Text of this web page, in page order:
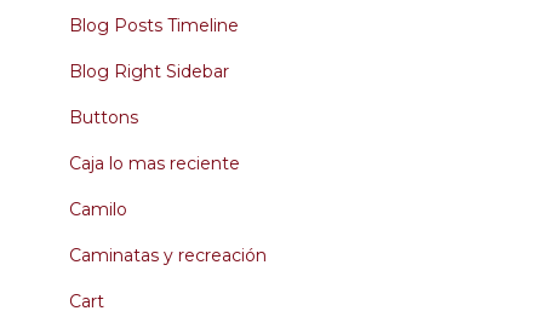
Blog Posts Timeline
Blog Right Sidebar
Buttons
Caja lo mas reciente
Camilo
Caminatas y recreación
Cart